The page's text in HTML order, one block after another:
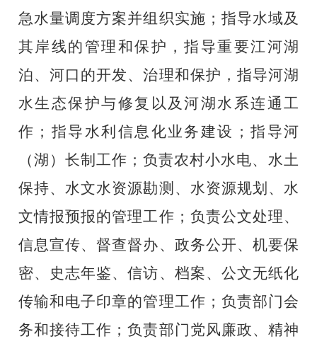
急水量调度方案并组织实施；指导水域及
其岸线的管理和保护，指导重要江河湖
泊、河口的开发、治理和保护，指导河湖
水生态保护与修复以及河湖水系连通工
作；指导水利信息化业务建设；指导河
（湖）长制工作；负责农村小水电、‎ 水土
保持、水文水资源勘测、水资源规划、水
文情报预报的管理工作；负责公文处理、
信息宣传、督查督办、政务公开、机要保
密、史志年鉴、信访、档案、公文无纸化
传输和电子印章的管理工作；负责部门会
务和接待工作；负责部门党风廉政、精神